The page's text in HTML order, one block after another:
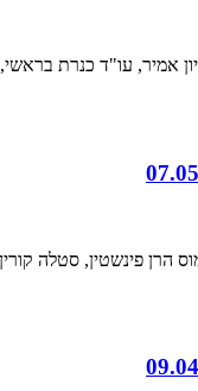
אמיר, עו"ד כנרת
הרן פינשטין, סטלה